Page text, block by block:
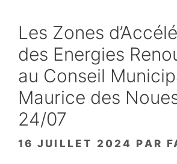
Les Zones
des Energies
au Conseil
Maurice des
24/07
16 JUILLET 2024 PAR